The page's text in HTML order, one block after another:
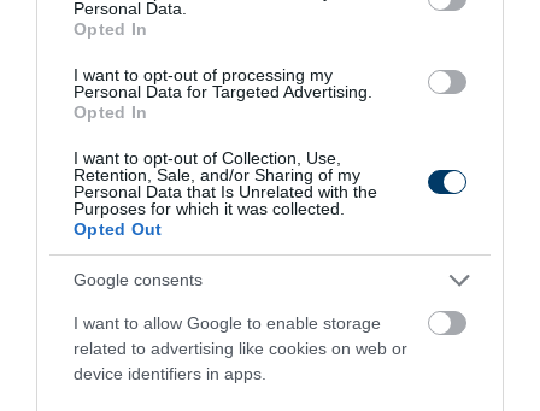
Personal Data.
Opted In
I want to opt-out of processing my
Personal Data for Targeted Advertising.
Opted In
I want to opt-out of Collection, Use,
Retention, Sale, and/or Sharing of my
Personal Data that Is Unrelated with the
Purposes for which it was collected.
Opted Out
Google consents
I want to allow Google to enable storage
related to advertising like cookies on web or
device identifiers in apps.
One Teaspoon And All The Worms In The Body
Die Instantly